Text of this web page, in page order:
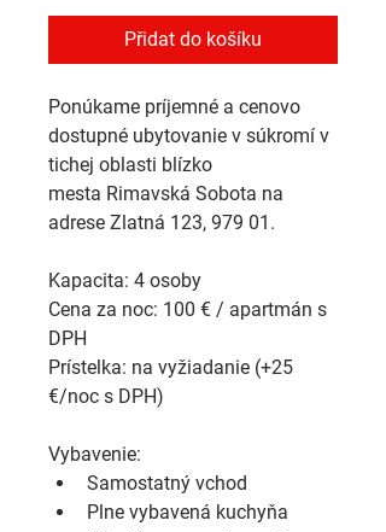
Přidat do košíku
Ponúkame príjemné a cenovo
dostupné ubytovanie v súkromí v
tichej oblasti blízko
mesta Rimavská Sobota na
adrese Zlatná 123, 979 01 .
Kapacita: 4 osoby
Cena za noc: 100 € / apartmán s
DPH
Prístelka: na vyžiadanie (+25
€/noc s DPH)
Vybavenie:
Samostatný vchod
Plne vybavená kuchyňa